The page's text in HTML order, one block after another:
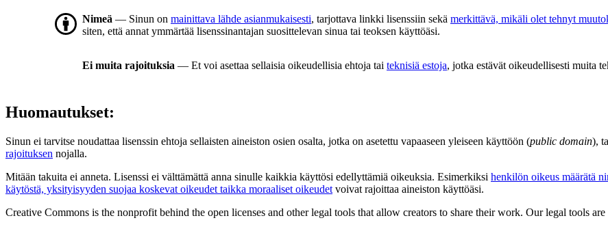
Nimeä — Sinun on mainittava lähde asianmukaisesti, tarjottava linkki lisenssiin sekä merkittävä, mikäli olet tehnyt
siten, että annat ymmärtää lisenssinantajan suosittelevan sinua tai teoksen käyttöäsi.
Ei muita rajoituksia — Et voi asettaa sellaisia oikeudellisia ehtoja tai teknisiä estoja, jotka estävät oikeudellisesti muita
Huomautukset:
Sinun ei tarvitse noudattaa lisenssin ehtoja sellaisten aineiston osien osalta, jotka on asetettu vapaaseen yleiseen käyttöön (public domain),
rajoituksen nojalla.
Mitään takuita ei anneta. Lisenssi ei välttämättä anna sinulle kaikkia käyttösi edellyttämiä oikeuksia. Esimerkiksi henkilön oikeus määrätä
käytöstä, yksityisyyden suojaa koskevat oikeudet taikka moraaliset oikeudet voivat rajoittaa aineiston käyttöäsi.
Creative Commons is the nonprofit behind the open licenses and other legal tools that allow creators to share their work. Our legal tools are